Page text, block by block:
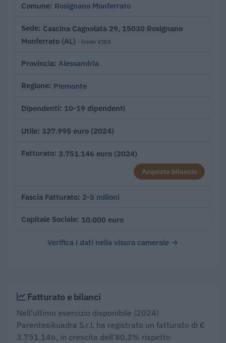
Comune Rosignano Monferrato
Sede Cascina Cagnolata 29, 15030 Rosignano
Monferrato (AL) · fonte VIES
Provincia Alessandria
Regione Piemonte
Dipendenti 10-19 dipendenti
Utile 327.995 euro (2024)
Fatturato 3.751.146 euro (2024)
Acquista bilancio
Fascia Fatturato 2-5 milioni
Capitale Sociale 10.000 euro
Verifica i dati nella visura camerale →
Fatturato e bilanci
Nell'ultimo esercizio disponibile (2024)
Parentesikuadra S.r.l. ha registrato un fatturato di €
3.751.146, in crescita dell'80,3% rispetto